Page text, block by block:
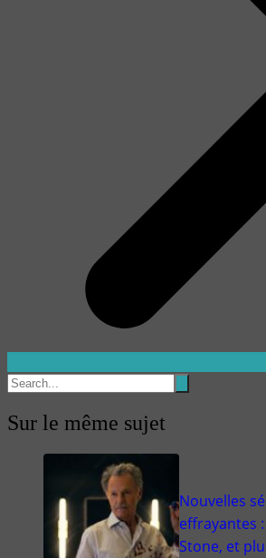
Sur le même sujet
Nouvelles
effrayantes
Stone, et